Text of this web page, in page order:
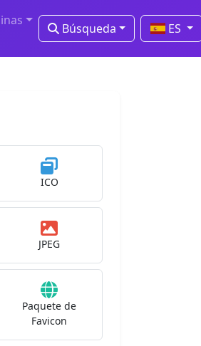
Búsqueda ES
ICO
JPEG
Paquete de
Favicon